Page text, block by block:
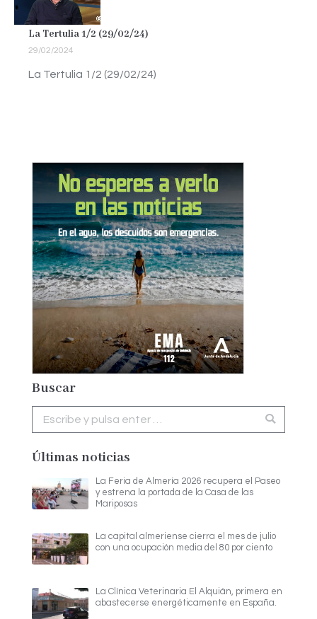
La Tertulia 1/2 (29/02/24)
29/02/2024
La Tertulia 1/2 (29/02/24)
Buscar
Últimas noticias
La Feria de Almería 2026 recupera el Paseo
y estrena la portada de la Casa de las
Mariposas
La capital almeriense cierra el mes de julio
con una ocupación media del 80 por ciento
La Clínica Veterinaria El Alquián, primera en
abastecerse energéticamente en España.